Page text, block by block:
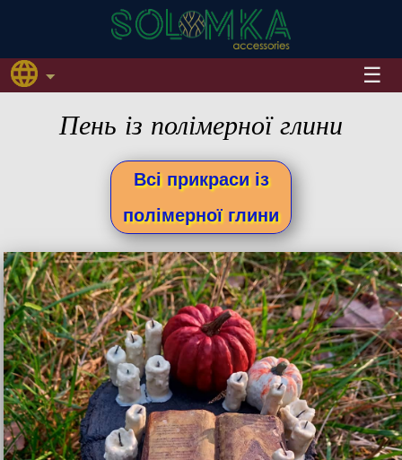
Пень із полімерної глини
Всі прикраси із
полімерної глини